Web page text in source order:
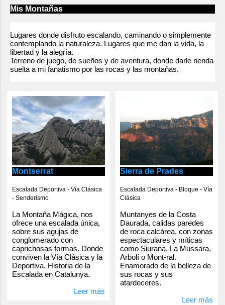
m
n
t
a
o
s
Mis Montañas
Lugares donde disfruto escalando, caminando o simplemente
contemplando la naturaleza. Lugares que me dan la vida, la
libertad y la alegría.
Terreno de juego, de sueños y de aventura, donde darle rienda
suelta a mi fanatismo por las rocas y las montañas.
Montserrat
Escalada Deportiva - Vía Clásica
- Senderismo
La Montaña Mágica, nos
ofrece una escalada única,
sobre sus agujas de
conglomerado con
caprichosas formas. Donde
conviven la Vía Clásica y la
Deportiva. Historia de la
Escalada en Catalunya.
Leer más
Sierra de Prades
Escalada Deportiva - Bloque - Vía
Clásica
Muntanyes de la Costa
Daurada, calidas paredes
de roca calcárea, con zonas
espectaculares y míticas
como Siurana, La Mussara,
Arbolí o Mont-ral.
Enamorado de la belleza de
sus rocas y sus
atardeceres.
Leer más